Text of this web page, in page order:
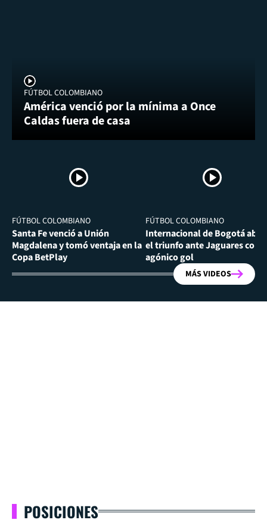
FÚTBOL COLOMBIANO
América venció por la mínima a Once
Caldas fuera de casa
FÚTBOL COLOMBIANO
Santa Fe venció a Unión
Magdalena y tomó ventaja en la
Copa BetPlay
FÚTBOL COLOMBIANO
Internacional de Bogotá
el triunfo ante Jaguares con
agónico gol
MÁS VIDEOS
POSICIONES